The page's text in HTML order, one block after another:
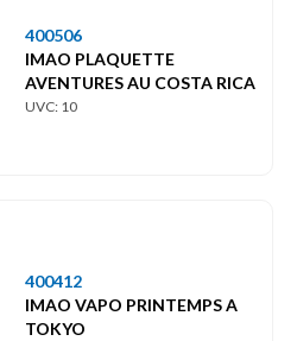
400506
IMAO PLAQUETTE
AVENTURES AU COSTA RICA
UVC: 10
400412
IMAO VAPO PRINTEMPS A
TOKYO